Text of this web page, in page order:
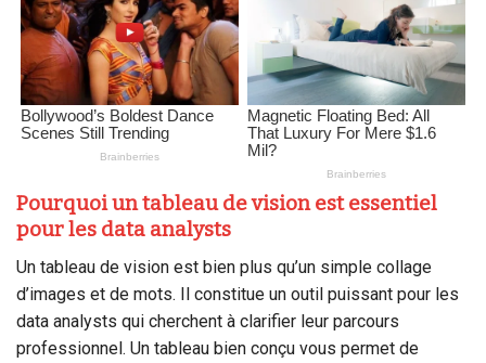
Pourquoi un tableau de vision est essentiel
pour les data analysts
Un tableau de vision est bien plus qu’un simple collage
d’images et de mots. Il constitue un outil puissant pour les
data analysts qui cherchent à clarifier leur parcours
professionnel. Un tableau bien conçu vous permet de